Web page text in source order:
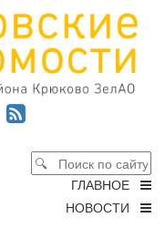
ГЛАВНОЕ
НОВОСТИ